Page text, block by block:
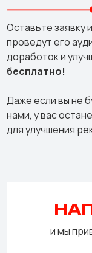
и мы
Оставьте заявку
проведут его
доработок и
бесплатно!
Даже если вы не
нами, у вас
для улучшения